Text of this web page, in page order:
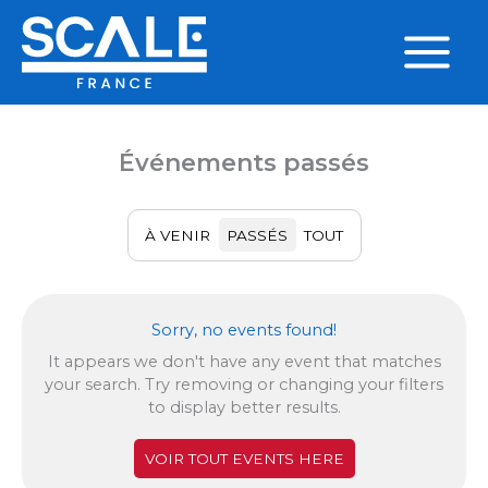
contenu
Main
Événements passés
À VENIR PASSÉS TOUT
Sorry, no events found!
It appears we don't have any event that matches
your search. Try removing or changing your filters
to display better results.
VOIR TOUT EVENTS HERE